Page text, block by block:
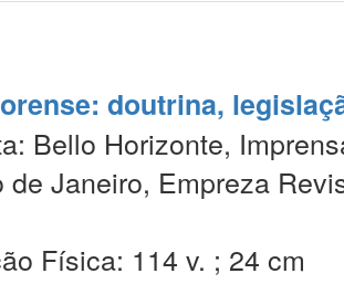
doutrina,
Bello Horizonte,
de Janeiro, Empreza
Física: 114 v. ; 24 cm